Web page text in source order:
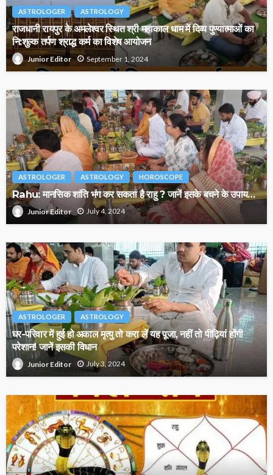
ASTROLOGER ASTROLOGY
राजधानी रायपुर के अमलेश्वर स्थित श्री महाकाल धाम में दिव्य पुण्यात्माओं का
नि:शुल्क तर्पण श्राद्ध कर्म का विशेष आयोजन
Junior Editor September 1, 2024
ASTROLOGER ASTROLOGY HOROSCOPE
Rahu: मानसिक शांति भंग कर सकता है राहु ? जानें इसके बचने के उपाय…
Junior Editor July 4, 2024
ASTROLOGER ASTROLOGY
घर-परिवार में हुई हो अकाल मृत्यु तो करा लें यह पूजा, नहीं तो पीढ़ियां होंगी
परेशान! जानें इसकी विधान
Junior Editor July 3, 2024